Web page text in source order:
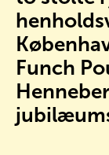
Funch